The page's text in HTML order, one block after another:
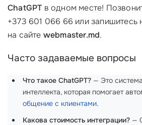
ChatGPT в одном месте!
+373 601 066 66 или запишитесь
на сайте webmaster.md.
Часто задаваемые вопросы
Что такое ChatGPT? — Это
интеллекта, которая помогает
общение с клиентами.
Какова стоимость интеграции? —